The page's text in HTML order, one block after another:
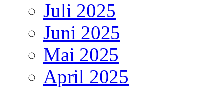
Juli 2025
Juni 2025
Mai 2025
April 2025